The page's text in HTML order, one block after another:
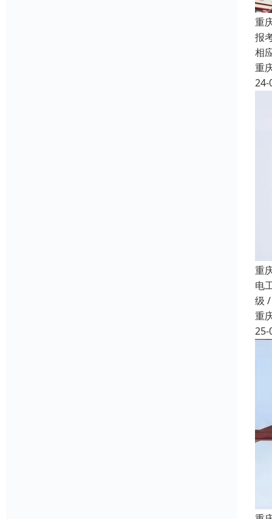
重
报
相
重
24-
重
电
级
重
25-